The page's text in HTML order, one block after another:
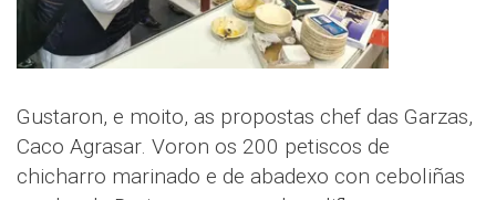
Gustaron, e moito, as propostas chef das Garzas,
Caco Agrasar. Voron os 200 petiscos de
chicharro marinado e de abadexo con ceboliñas